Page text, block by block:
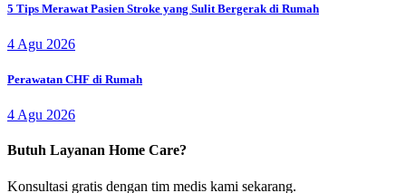
5 Tips Merawat Pasien Stroke yang Sulit Bergerak di Rumah
4 Agu 2026
Perawatan CHF di Rumah
4 Agu 2026
Butuh Layanan Home Care?
Konsultasi gratis dengan tim medis kami sekarang.